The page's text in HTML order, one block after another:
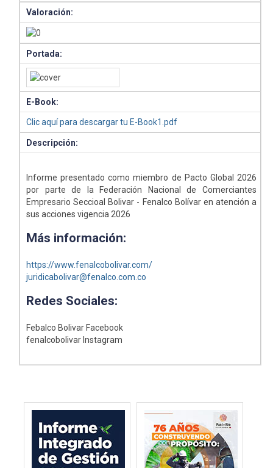
Valoración:
Portada:
E-Book:
Clic aquí para descargar tu E-Book1.pdf
Descripción:
Informe presentado como miembro de Pacto Global 2026
por parte de la Federación Nacional de Comerciantes
Empresario Seccioal Bolivar - Fenalco Bolívar en atención a
sus acciones vigencia 2026
Más información:
https://www.fenalcobolivar.com/
juridicabolivar@fenalco.com.co
Redes Sociales:
Febalco Bolivar Facebook
fenalcobolivar Instagram